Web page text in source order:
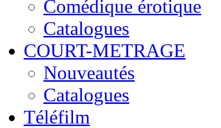
Comédique érotique
Catalogues
COURT-METRAGE
Nouveautés
Catalogues
Téléfilm